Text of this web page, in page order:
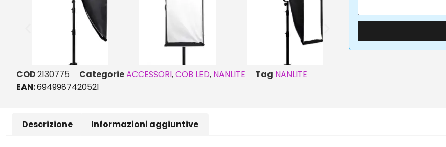
COD2130775 CategorieACCESSORI,COB LED, NANLITE Tag NANLITE
EAN:6949987420521
Descrizione Informazioni aggiuntive